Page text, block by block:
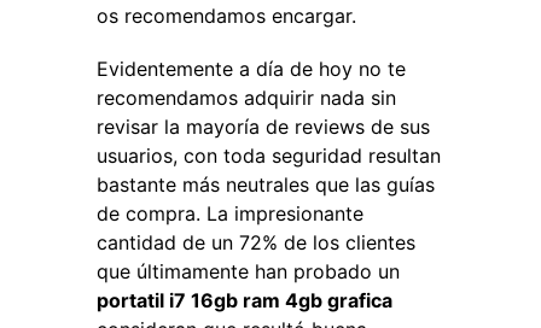
os recomendamos encargar.
Evidentemente a día de hoy no te
recomendamos adquirir nada sin
revisar la mayoría de reviews de sus
usuarios, con toda seguridad resultan
bastante más neutrales que las guías
de compra. La impresionante
cantidad de un 72% de los clientes
que últimamente han probado un
portatil i7 16gb ram 4gb grafica